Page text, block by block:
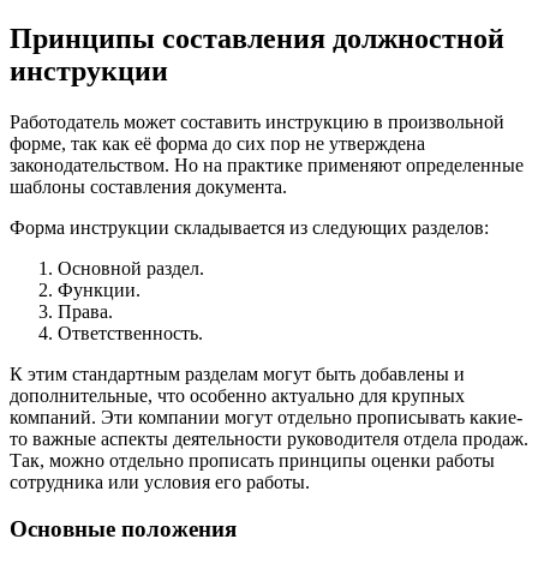
Принципы составления должностной
инструкции
Работодатель может составить инструкцию в произвольной
форме, так как её форма до сих пор не утверждена
законодательством. Но на практике применяют определенные
шаблоны составления документа.
Форма инструкции складывается из следующих разделов:
Основной раздел.
Функции.
Права.
Ответственность.
К этим стандартным разделам могут быть добавлены и
дополнительные, что особенно актуально для крупных
компаний. Эти компании могут отдельно прописывать какие-
то важные аспекты деятельности руководителя отдела продаж.
Так, можно отдельно прописать принципы оценки работы
сотрудника или условия его работы.
Основные положения